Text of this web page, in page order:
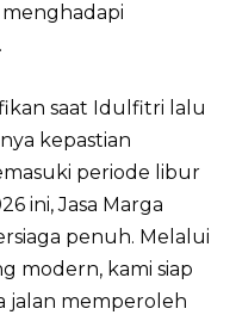
saat Idulfitri lalu
kepastian
periode libur
ini, Jasa Marga
penuh. Melalui
modern, kami siap
jalan memperoleh